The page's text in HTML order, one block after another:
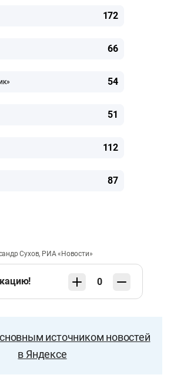
172
66
54
51
112
87
Сухов, РИА «Новости»
0
источником новостей
в Яндексе